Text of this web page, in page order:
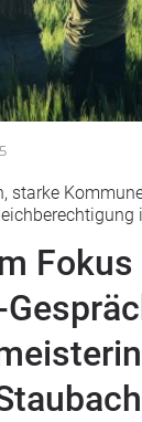
starke